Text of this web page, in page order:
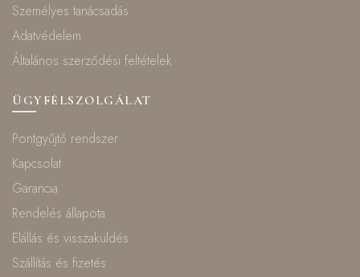
Személyes tanácsadás
Adatvédelem
Általános szerződési feltételek
ÜGYFÉLSZOLGÁLAT
Pontgyűjtő rendszer
Kapcsolat
Garancia
Rendelés állapota
Elállás és visszaküldés
Szállítás és fizetés